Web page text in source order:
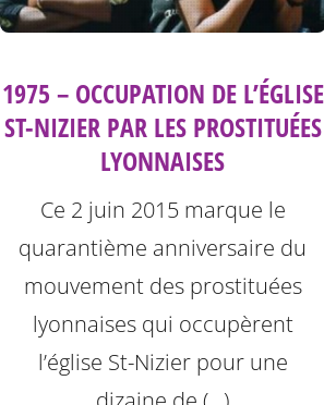
1975 – OCCUPATION DE L’ÉGLISE
ST-NIZIER PAR LES PROSTITUÉES
LYONNAISES
Ce 2 juin 2015 marque le
quarantième anniversaire du
mouvement des prostituées
lyonnaises qui occupèrent
l’église St-Nizier pour une